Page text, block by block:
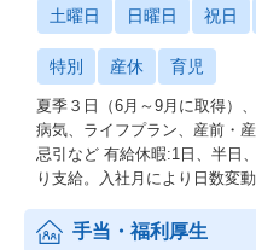
土曜日 日曜日 祝日
特別 産休 育児
夏季３日（6月～9月に取得）
病気、ライフプラン、産前・
忌引など 有給休暇:1日、半日
り支給。入社月により日数変動
手当・福利厚生